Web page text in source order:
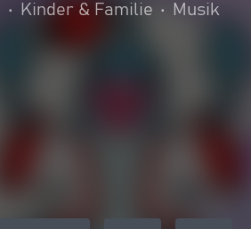
• Kinder & Familie • Musik